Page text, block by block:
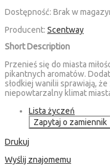
Dostępność: Brak w
Producent: Scentway
Short Description
Przenieś się do miasta
pikantnych aromatów.
słodkiej wanilii sprawiają,
niepowtarzalny klimat
Lista życzeń
Zapytaj o zamiennik
Drukuj
Wyślij znajomemu